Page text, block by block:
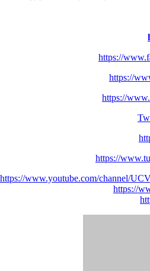
https://
https://
https://
https://
https://www.youtube.com/channel/
https://